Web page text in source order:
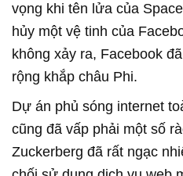
vọng khi tên lửa của
hủy một vệ tinh của
không xảy ra, Facebook
rộng khắp châu Phi.
Dự án phủ sóng internet
cũng đã vấp phải một số
Zuckerberg đã rất ngạc